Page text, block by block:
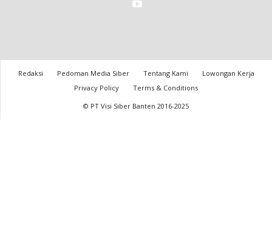
Redaksi Pedoman Media Siber Tentang Kami
Lowongan Kerja
Privacy Policy
Terms & Conditions
© PT Visi Siber Banten 2016-2025